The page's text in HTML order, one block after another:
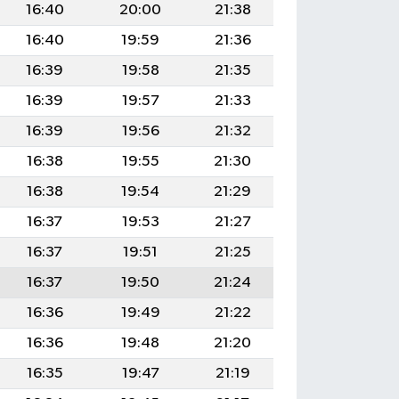
16:40 20:00
21:38
16:40
19:59
21:36
16:39
19:58
21:35
16:39
19:57
21:33
16:39
19:56
21:32
16:38
19:55
21:30
16:38
19:54
21:29
16:37
19:53
21:27
16:37
19:51
21:25
16:37
19:50
21:24
16:36
19:49
21:22
16:36
19:48
21:20
16:35
19:47
21:19